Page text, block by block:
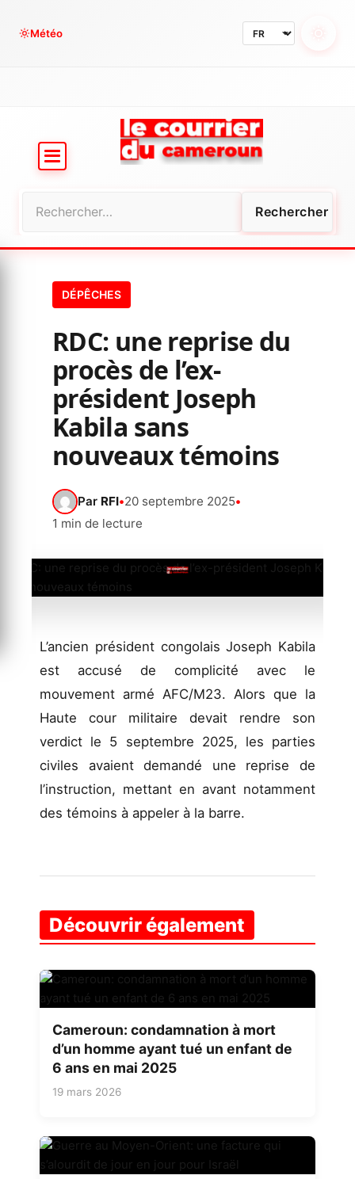
Météo
DÉPÊCHES
RDC: une reprise du
procès de l’ex-
président Joseph
Kabila sans
nouveaux témoins
Par RFI•20 septembre 2025•
1 min de lecture
L’ancien président congolais Joseph Kabila
est accusé de complicité avec le
mouvement armé AFC/M23. Alors que la
Haute cour militaire devait rendre son
verdict le 5 septembre 2025, les parties
civiles avaient demandé une reprise de
l’instruction, mettant en avant notamment
des témoins à appeler à la barre.
Découvrir également
Cameroun: condamnation à mort
d’un homme ayant tué un enfant de
6 ans en mai 2025
19 mars 2026